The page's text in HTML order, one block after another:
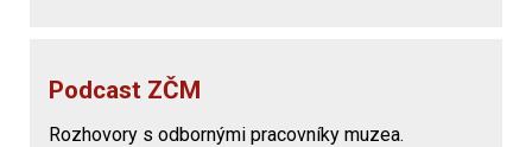
Podcast ZČM
Rozhovory s odbornými pracovníky muzea.